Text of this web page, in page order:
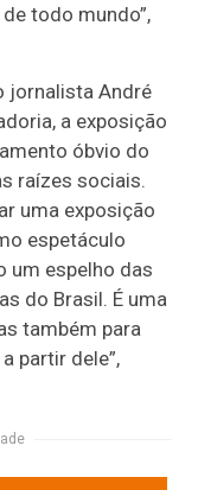
todo mundo”,
jornalista André
a exposição
óbvio do
raízes sociais.
uma exposição
espetáculo
um espelho das
do Brasil. É uma
também para
partir dele”,